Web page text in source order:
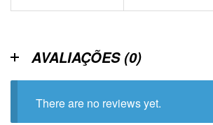
AVALIAÇÕES (0)
There are no reviews yet.